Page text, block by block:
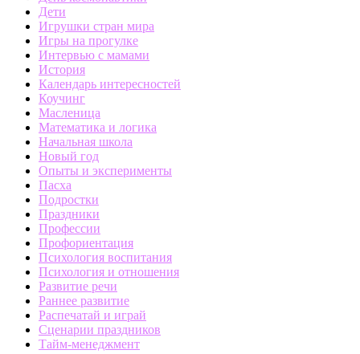
Дети
Игрушки стран мира
Игры на прогулке
Интервью с мамами
История
Календарь интересностей
Коучинг
Масленица
Математика и логика
Начальная школа
Новый год
Опыты и эксперименты
Пасха
Подростки
Праздники
Профессии
Профориентация
Психология воспитания
Психология и отношения
Развитие речи
Раннее развитие
Распечатай и играй
Сценарии праздников
Тайм-менеджмент